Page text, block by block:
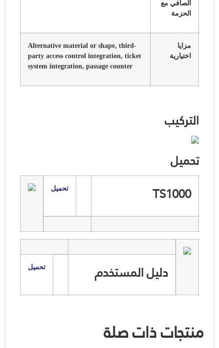
الصافي مع
الحزمة
مزايا
اختيارية
Alternative material or shape, third-
party access control integration, ticket
system integration, passage counter
التركيب
تحميل
تحميل TS1000
تحميل دليل المستخدم
منتجات ذات صلة